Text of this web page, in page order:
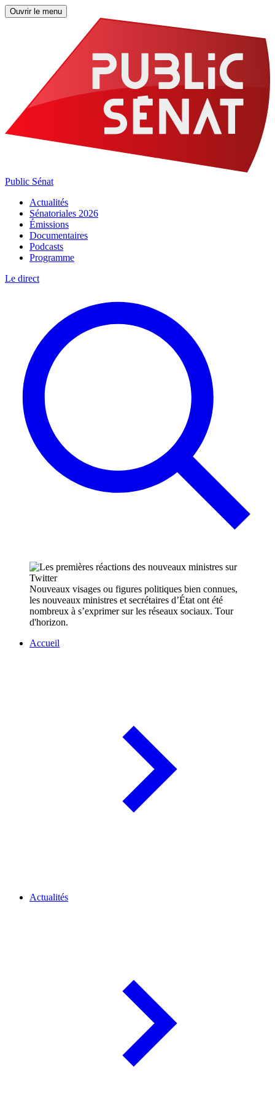
Ouvrir le menu
Public Sénat
Actualités
Sénatoriales 2026
Émissions
Documentaires
Podcasts
Programme
Le direct
Nouveaux visages ou figures politiques bien connues,
les nouveaux ministres et secrétaires d’État ont été
nombreux à s’exprimer sur les réseaux sociaux. Tour
d'horizon.
Accueil
Actualités